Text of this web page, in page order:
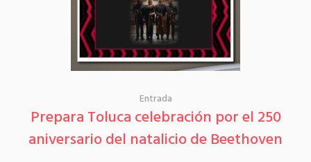
Entrada
Prepara Toluca celebración por el 250
aniversario del natalicio de Beethoven